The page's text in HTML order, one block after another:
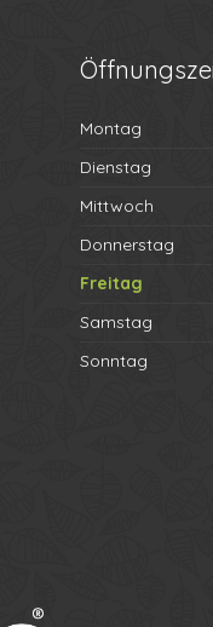
Montag
Dienstag
Mittwoch
Donnerstag
Freitag
Samstag
Sonntag